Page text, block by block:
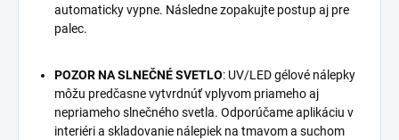
automaticky vypne. Následne zopakujte postup aj pre
palec.
POZOR NA SLNEČNÉ SVETLO: UV/LED gélové nálepky
môžu predčasne vytvrdnúť vplyvom priameho aj
nepriameho slnečného svetla. Odporúčame aplikáciu v
interiéri a skladovanie nálepiek na tmavom a suchom